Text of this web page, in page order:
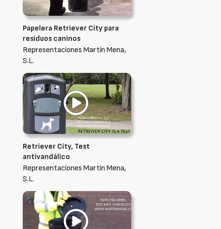
Papelera Retriever City para
residuos caninos
Representaciones Martín Mena,
S.L.
Retriever City, Test
antivandálico
Representaciones Martín Mena,
S.L.